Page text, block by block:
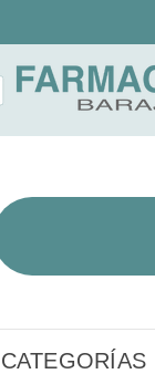
CATEGORÍAS